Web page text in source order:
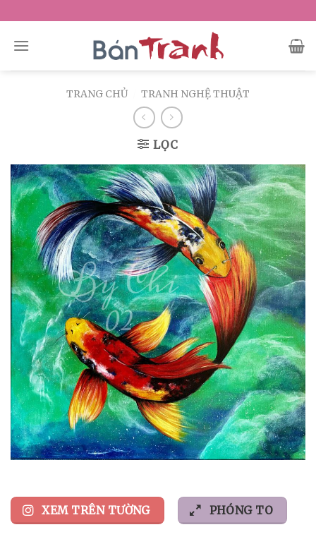
to
content
TRANG CHỦ TRANH NGHỆ THUẬT
LỌC
XEM TRÊN TƯỜNG PHÓNG TO